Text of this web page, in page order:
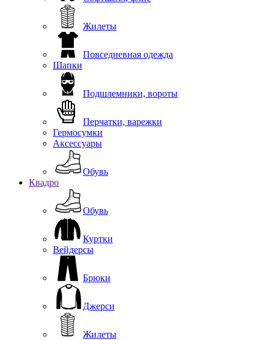
Жилеты
Повседневная одежда
Шапки
Подшлемники, вороты
Перчатки, варежки
Гермосумки
Аксессуары
Обувь
Квадро
Обувь
Куртки
Вейдерсы
Брюки
Джерси
Жилеты